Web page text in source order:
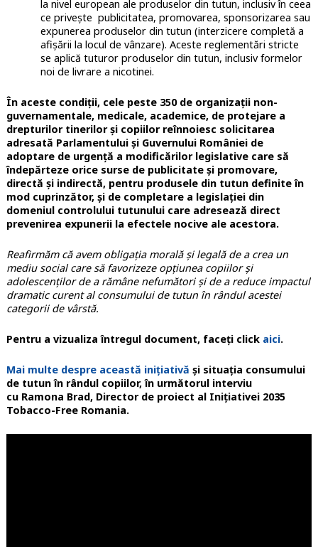
la nivel european ale produselor din tutun, inclusiv în ceea
ce privește publicitatea, promovarea, sponsorizarea sau
expunerea produselor din tutun (interzicere completă a
afișării la locul de vânzare). Aceste reglementări stricte
se aplică tuturor produselor din tutun, inclusiv formelor
noi de livrare a nicotinei.
În aceste condiții, cele peste 350 de organizații non-
guvernamentale, medicale, academice, de protejare a
drepturilor tinerilor și copiilor reînnoiesc solicitarea
adresată Parlamentului și Guvernului României de
adoptare de urgență a modificărilor legislative care să
îndepărteze orice surse de publicitate și promovare,
directă și indirectă, pentru produsele din tutun definite în
mod cuprinzător, și de completare a legislației din
domeniul controlului tutunului care adresează direct
prevenirea expunerii la efectele nocive ale acestora.
Reafirmăm că avem obligația morală și legală de a crea un
mediu social care să favorizeze opțiunea copiilor și
adolescenților de a rămâne nefumători și de a reduce impactul
dramatic curent al consumului de tutun în rândul acestei
categorii de vârstă.
Pentru a vizualiza întregul document, faceți click aici.
Mai multe despre această inițiativă și situația consumului
de tutun în rândul copiilor, în următorul interviu
cu Ramona Brad, Director de proiect al Inițiativei 2035
Tobacco-Free Romania.